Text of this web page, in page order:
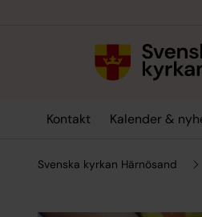
Kontakt Kalender &
Svenska kyrkan Härnösand